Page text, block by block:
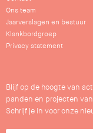
Ons team
Jaarverslagen en bestuur
Klankbordgroep
Privacy statement
Blijf op de hoogte van
panden en projecten van
Schrijf je in voor onze